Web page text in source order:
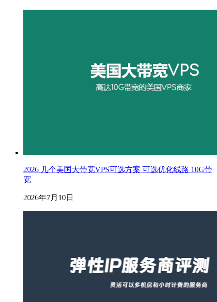
2026 几个美国大带宽VPS可选方案 可选优化线路 10G带
宽
2026年7月10日